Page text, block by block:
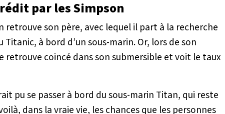
par les Simpson
retrouve son père, avec lequel il part à la recherche
Titanic, à bord d’un sous-marin. Or, lors de son
retrouve coincé dans son submersible et voit le taux
pu se passer à bord du sous-marin Titan, qui reste
dans la vraie vie, les chances que les personnes